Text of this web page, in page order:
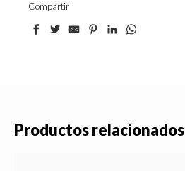
Compartir
Productos relacionados